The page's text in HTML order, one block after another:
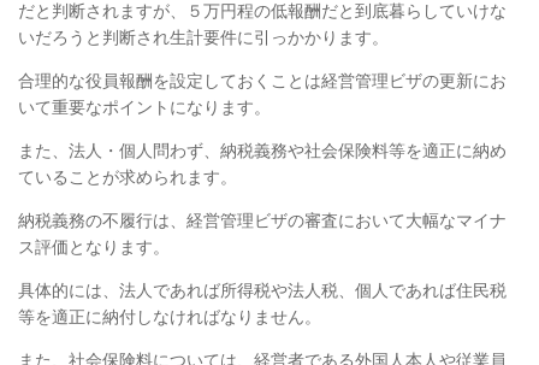
だと判断されますが、５万円程の低報酬だと到底暮らしていけな
いだろうと判断され生計要件に引っかかります。
合理的な役員報酬を設定しておくことは経営管理ビザの更新にお
いて重要なポイントになります。
また、法人・個人問わず、納税義務や社会保険料等を適正に納め
ていることが求められます。
納税義務の不履行は、経営管理ビザの審査において大幅なマイナ
ス評価となります。
具体的には、法人であれば所得税や法人税、個人であれば住民税
等を適正に納付しなければなりません。
また、社会保険料については、経営者である外国人本人や従業員